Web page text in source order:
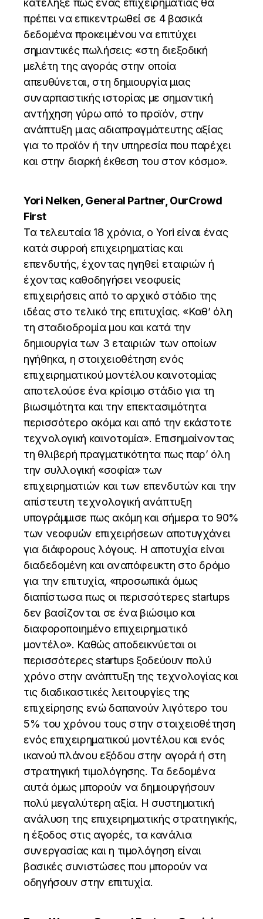
κατέληξε πως ένας επιχειρηματίας θα
πρέπει να επικεντρωθεί σε 4 βασικά
δεδομένα προκειμένου να επιτύχει
σημαντικές πωλήσεις: «στη διεξοδική
μελέτη της αγοράς στην οποία
απευθύνεται, στη δημιουργία μιας
συναρπαστικής ιστορίας με σημαντική
αντήχηση γύρω από το προϊόν, στην
ανάπτυξη μιας αδιαπραγμάτευτης αξίας
για το προϊόν ή την υπηρεσία που παρέχει
και στην διαρκή έκθεση του στον κόσμο».
Yori Nelken, General Partner, OurCrowd
First
Τα τελευταία 18 χρόνια, ο Yori είναι ένας
κατά συρροή επιχειρηματίας και
επενδυτής, έχοντας ηγηθεί εταιριών ή
έχοντας καθοδηγήσει νεοφυείς
επιχειρήσεις από το αρχικό στάδιο της
ιδέας στο τελικό της επιτυχίας. «Καθ’ όλη
τη σταδιοδρομία μου και κατά την
δημιουργία των 3 εταιριών των οποίων
ηγήθηκα, η στοιχειοθέτηση ενός
επιχειρηματικού μοντέλου καινοτομίας
αποτελούσε ένα κρίσιμο στάδιο για τη
βιωσιμότητα και την επεκτασιμότητα
περισσότερο ακόμα και από την εκάστοτε
τεχνολογική καινοτομία». Επισημαίνοντας
τη θλιβερή πραγματικότητα πως παρ’ όλη
την συλλογική «σοφία» των
επιχειρηματιών και των επενδυτών και την
απίστευτη τεχνολογική ανάπτυξη
υπογράμμισε πως ακόμη και σήμερα το 90%
των νεοφυών επιχειρήσεων αποτυγχάνει
για διάφορους λόγους. Η αποτυχία είναι
διαδεδομένη και αναπόφευκτη στο δρόμο
για την επιτυχία, «προσωπικά όμως
διαπίστωσα πως οι περισσότερες startups
δεν βασίζονται σε ένα βιώσιμο και
διαφοροποιημένο επιχειρηματικό
μοντέλο». Καθώς αποδεικνύεται οι
περισσότερες startups ξοδεύουν πολύ
χρόνο στην ανάπτυξη της τεχνολογίας και
τις διαδικαστικές λειτουργίες της
επιχείρησης ενώ δαπανούν λιγότερο του
5% του χρόνου τους στην στοιχειοθέτηση
ενός επιχειρηματικού μοντέλου και ενός
ικανού πλάνου εξόδου στην αγορά ή στη
στρατηγική τιμολόγησης. Τα δεδομένα
αυτά όμως μπορούν να δημιουργήσουν
πολύ μεγαλύτερη αξία. Η συστηματική
ανάλυση της επιχειρηματικής στρατηγικής,
η έξοδος στις αγορές, τα κανάλια
συνεργασίας και η τιμολόγηση είναι
βασικές συνιστώσες που μπορούν να
οδηγήσουν στην επιτυχία.